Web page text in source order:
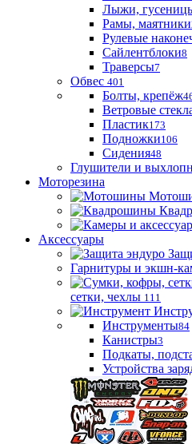
Лыжи,
Рамы, маятники
Рулевые
Сайлентблоки8
Траверсы7
Обвес 401
Болты, крепёж
Ветровые
Пластик173
Подножки106
Сидения48
Глушители и
Моторезина
Аксессуары
Гарнитуры и экшн-
сетки, чехлы 111
Инструменты84
Канистры3
Подкаты,
Устройства